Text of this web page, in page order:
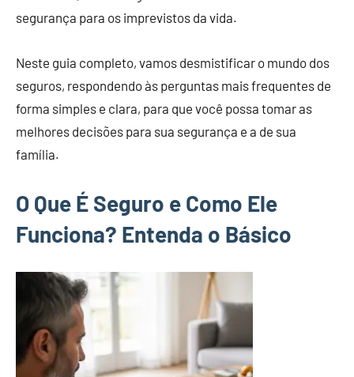
segurança para os imprevistos da vida.
Neste guia completo, vamos desmistificar o mundo dos
seguros, respondendo às perguntas mais frequentes de
forma simples e clara, para que você possa tomar as
melhores decisões para sua segurança e a de sua
família.
O Que É Seguro e Como Ele
Funciona? Entenda o Básico